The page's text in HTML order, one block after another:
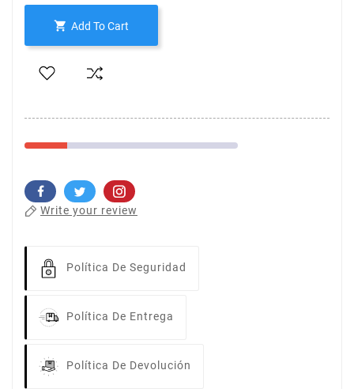
 Add To Cart
Write your review
Política De Seguridad
Política De Entrega
Política De Devolución